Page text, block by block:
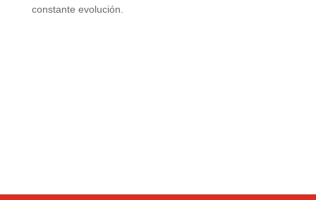
constante evolución.